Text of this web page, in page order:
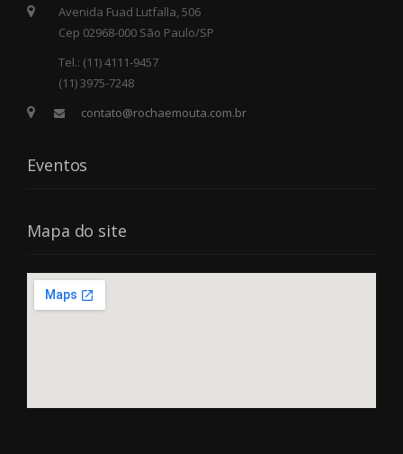
Avenida Fuad Lutfalla, 506
Cep 02968-000 São Paulo/SP
Tel.: (11) 4111-9457
(11) 3975-7248
contato@rochaemouta.com.br
Eventos
Mapa do site